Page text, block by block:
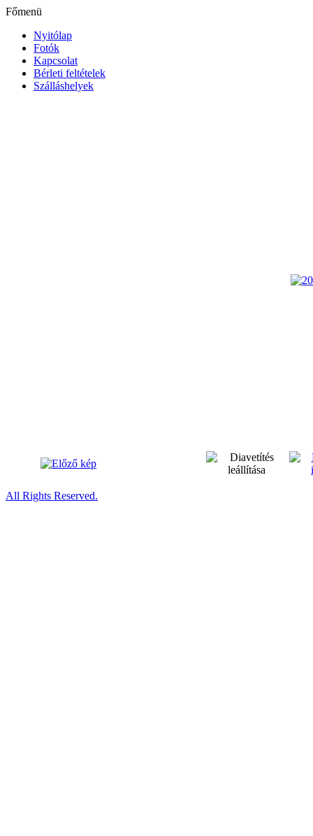
Főmenü
Nyitólap
Fotók
Kapcsolat
Bérleti feltételek
Szálláshelyek
All Rights Reserved.